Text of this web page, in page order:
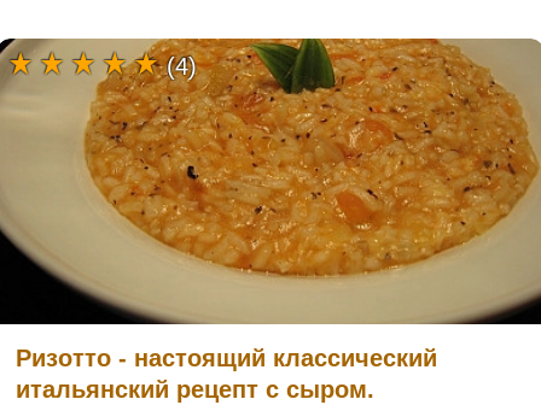
Ризотто - настоящий классический
итальянский рецепт с сыром.
(4)